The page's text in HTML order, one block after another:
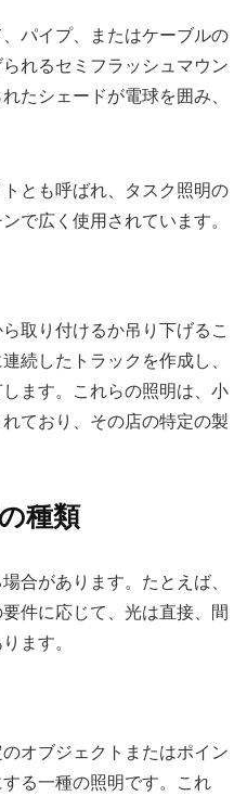
パイプ、またはケーブルの
れるセミフラッシュマウン
たシェードが電球を囲み、
とも呼ばれ、タスク照明の
で広く使用されています。
取り付けるか吊り下げるこ
続したトラックを作成し、
ます。これらの照明は、小
ており、その店の特定の製
種類
合があります。たとえば、
件に応じて、光は直接、間
ます。
オブジェクトまたはポイン
る一種の照明です。これ